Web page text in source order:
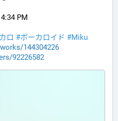
PM
ロ #ボーカロイド #Miku
144304226
92226582